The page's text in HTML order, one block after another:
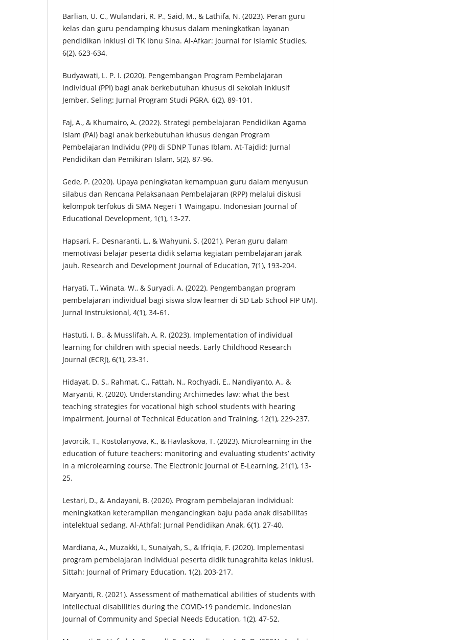
Barlian, U. C., Wulandari, R. P., Said, M., & Lathifa, N. (2023). Peran guru
kelas dan guru pendamping khusus dalam meningkatkan layanan
pendidikan inklusi di TK Ibnu Sina. Al-Afkar: Journal for Islamic Studies,
6(2), 623-634.
Budyawati, L. P. I. (2020). Pengembangan Program Pembelajaran
Individual (PPI) bagi anak berkebutuhan khusus di sekolah inklusif
Jember. Seling: Jurnal Program Studi PGRA, 6(2), 89-101.
Faj, A., & Khumairo, A. (2022). Strategi pembelajaran Pendidikan Agama
Islam (PAI) bagi anak berkebutuhan khusus dengan Program
Pembelajaran Individu (PPI) di SDNP Tunas Iblam. At-Tajdid: Jurnal
Pendidikan dan Pemikiran Islam, 5(2), 87-96.
Gede, P. (2020). Upaya peningkatan kemampuan guru dalam menyusun
silabus dan Rencana Pelaksanaan Pembelajaran (RPP) melalui diskusi
kelompok terfokus di SMA Negeri 1 Waingapu. Indonesian Journal of
Educational Development, 1(1), 13-27.
Hapsari, F., Desnaranti, L., & Wahyuni, S. (2021). Peran guru dalam
memotivasi belajar peserta didik selama kegiatan pembelajaran jarak
jauh. Research and Development Journal of Education, 7(1), 193-204.
Haryati, T., Winata, W., & Suryadi, A. (2022). Pengembangan program
pembelajaran individual bagi siswa slow learner di SD Lab School FIP UMJ.
Jurnal Instruksional, 4(1), 34-61.
Hastuti, I. B., & Musslifah, A. R. (2023). Implementation of individual
learning for children with special needs. Early Childhood Research
Journal (ECRJ), 6(1), 23-31.
Hidayat, D. S., Rahmat, C., Fattah, N., Rochyadi, E., Nandiyanto, A., &
Maryanti, R. (2020). Understanding Archimedes law: what the best
teaching strategies for vocational high school students with hearing
impairment. Journal of Technical Education and Training, 12(1), 229-237.
Javorcik, T., Kostolanyova, K., & Havlaskova, T. (2023). Microlearning in the
education of future teachers: monitoring and evaluating students’ activity
in a microlearning course. The Electronic Journal of E-Learning, 21(1), 13-
25.
Lestari, D., & Andayani, B. (2020). Program pembelajaran individual:
meningkatkan keterampilan mengancingkan baju pada anak disabilitas
intelektual sedang. Al-Athfal: Jurnal Pendidikan Anak, 6(1), 27-40.
Mardiana, A., Muzakki, I., Sunaiyah, S., & Ifriqia, F. (2020). Implementasi
program pembelajaran individual peserta didik tunagrahita kelas inklusi.
Sittah: Journal of Primary Education, 1(2), 203-217.
Maryanti, R. (2021). Assessment of mathematical abilities of students with
intellectual disabilities during the COVID-19 pandemic. Indonesian
Journal of Community and Special Needs Education, 1(2), 47-52.